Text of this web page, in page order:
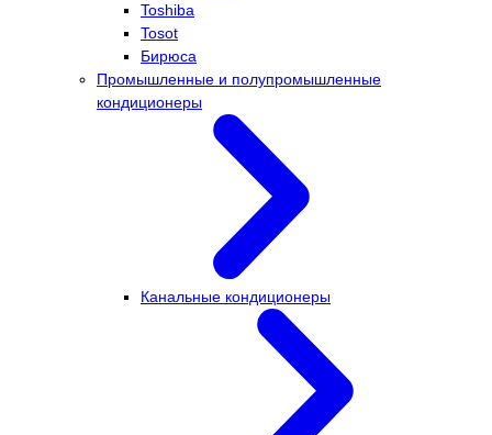
Toshiba
Tosot
Бирюса
Промышленные и полупромышленные
кондиционеры
Канальные кондиционеры